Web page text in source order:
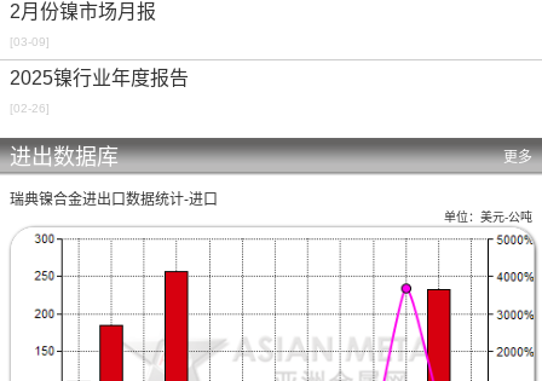
2月份镍市场月报
[03-09]
2025镍行业年度报告
[02-26]
进出数据库 更多
瑞典镍合金进出口数据统计-进口
单位：美元-公吨